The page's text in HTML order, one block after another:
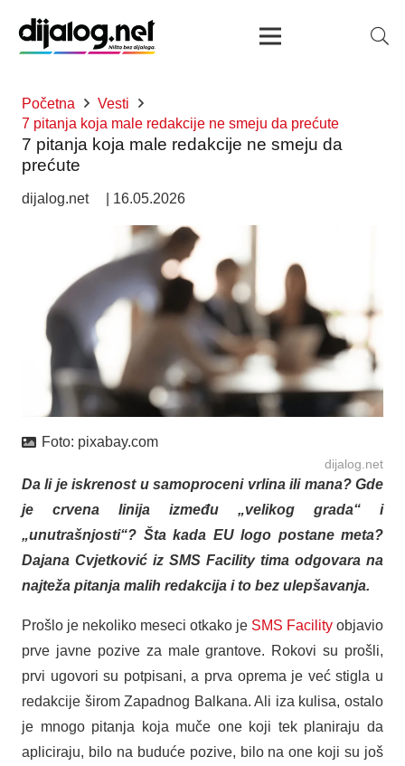
Početna
Vesti
7 pitanja koja male redakcije ne smeju da prećute
7 pitanja koja male redakcije ne smeju da
prećute
dijalog.net 16.05.2026
Foto: pixabay.com
dijalog.net
Da li je iskrenost u samoproceni vrlina ili mana? Gde
je crvena linija između „velikog grada“ i
„unutrašnjosti“? Šta kada EU logo postane meta?
Dajana Cvjetković iz SMS Facility tima odgovara na
najteža pitanja malih redakcija i to bez ulepšavanja.
Prošlo je nekoliko meseci otkako je SMS Facility objavio
prve javne pozive za male grantove. Rokovi su prošli,
prvi ugovori su potpisani, a prva oprema je već stigla u
redakcije širom Zapadnog Balkana. Ali iza kulisa, ostalo
je mnogo pitanja koja muče one koji tek planiraju da
apliciraju, bilo na buduće pozive, bilo na one koji su još